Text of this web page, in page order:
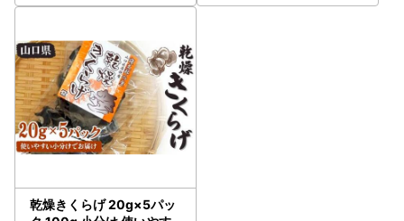
乾燥きくらげ 20g×5パッ